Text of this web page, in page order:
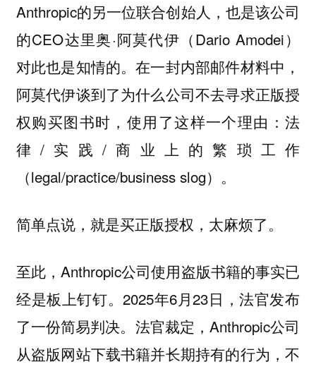
Anthropic的另一位联合创始人，也是该公司
的CEO达里奥·阿莫代伊（Dario Amodei）
对此也是知情的。在一封内部邮件材料中，
阿莫代伊谈到了为什么公司不去寻求正版授
权购买图书时，使用了这样一个理由：法
律/实践/商业上的繁琐工作
（legal/practice/business slog）。
简单点说，就是买正版授权，太麻烦了。
至此，Anthropic公司使用盗版书籍的事实已
经是板上钉钉。2025年6月23日，法官发布
了一份简易判决。法官裁定，Anthropic公司
从盗版网站下载书籍并长期持有的行为，不